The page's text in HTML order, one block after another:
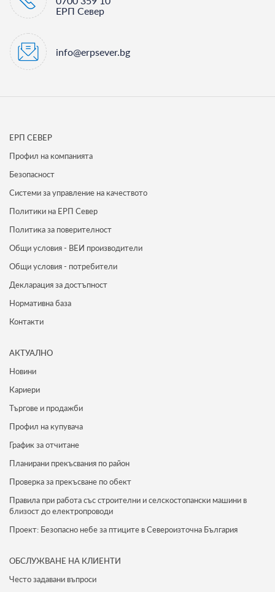
ЕРП Север
info@erpsever.bg
ЕРП СЕВЕР
Профил на компанията
Безопасност
Системи за управление на качеството
Политики на ЕРП Север
Политика за поверителност
Общи условия - ВЕИ производители
Общи условия - потребители
Декларация за достъпност
Нормативна база
Контакти
АКТУАЛНО
Новини
Кариери
Търгове и продажби
Профил на купувача
График за отчитане
Планирани прекъсвания по район
Проверка за прекъсване по обект
Правила при работа със строителни и селскостопански машини в
близост до електропроводи
Проект: Безопасно небе за птиците в Североизточна България
ОБСЛУЖВАНЕ НА КЛИЕНТИ
Често задавани въпроси